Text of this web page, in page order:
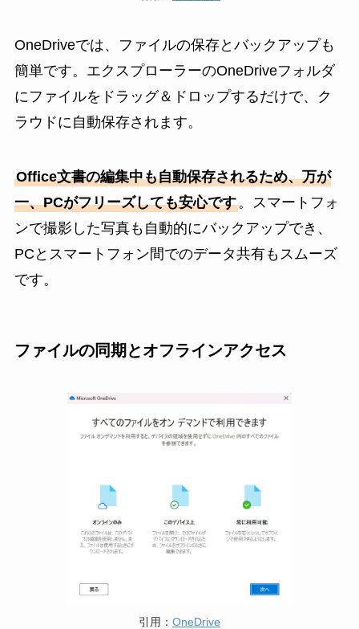
OneDriveでは、ファイルの保存とバックアップも
簡単です。エクスプローラーのOneDriveフォルダ
にファイルをドラッグ＆ドロップするだけで、ク
ラウドに自動保存されます。
Office文書の編集中も自動保存されるため、万が
一、PCがフリーズしても安心です。スマートフォ
ンで撮影した写真も自動的にバックアップでき、
PCとスマートフォン間でのデータ共有もスムーズ
です。
ファイルの同期とオフラインアクセス
引用： OneDrive